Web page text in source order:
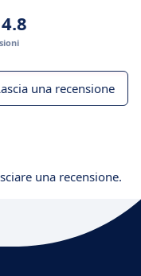
4.8
una recensione
una recensione.